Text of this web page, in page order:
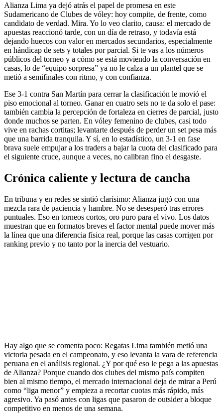
Alianza Lima ya dejó atrás el papel de promesa en este
Sudamericano de Clubes de vóley: hoy compite, de frente, como
candidato de verdad. Mira. Yo lo veo clarito, causa: el mercado de
apuestas reaccionó tarde, con un día de retraso, y todavía está
dejando huecos con valor en mercados secundarios, especialmente
en hándicap de sets y totales por parcial. Si te vas a los números
públicos del torneo y a cómo se está moviendo la conversación en
casas, lo de “equipo sorpresa” ya no le calza a un plantel que se
metió a semifinales con ritmo, y con confianza.
Ese 3-1 contra San Martín para cerrar la clasificación le movió el
piso emocional al torneo. Ganar en cuatro sets no te da solo el pase:
también cambia la percepción de fortaleza en cierres de parcial, justo
donde muchos se parten. En vóley femenino de clubes, casi todo
vive en rachas cortitas; levantarte después de perder un set pesa más
que una barrida tranquila. Y sí, en lo estadístico, un 3-1 en fase
brava suele empujar a los traders a bajar la cuota del clasificado para
el siguiente cruce, aunque a veces, no calibran fino el desgaste.
Crónica caliente y lectura de cancha
En tribuna y en redes se sintió clarísimo: Alianza jugó con una
mezcla rara de paciencia y hambre. No se desesperó tras errores
puntuales. Eso en torneos cortos, oro puro para el vivo. Los datos
muestran que en formatos breves el factor mental puede mover más
la línea que una diferencia física real, porque las casas corrigen por
ranking previo y no tanto por la inercia del vestuario.
Hay algo que se comenta poco: Regatas Lima también metió una
victoria pesada en el campeonato, y eso levanta la vara de referencia
peruana en el análisis regional. ¿Y por qué eso le pega a las apuestas
de Alianza? Porque cuando dos clubes del mismo país compiten
bien al mismo tiempo, el mercado internacional deja de mirar a Perú
como “liga menor” y empieza a recortar cuotas más rápido, más
agresivo. Ya pasó antes con ligas que pasaron de outsider a bloque
competitivo en menos de una semana.